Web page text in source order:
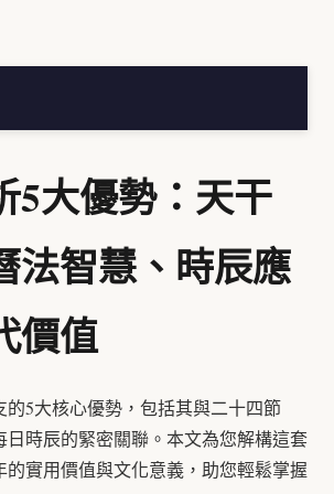
5大優勢：天干
法智慧、時辰應
價值
的5大核心優勢，包括其與二十四節
日時辰的緊密關聯。本文為您解構這套
的實用價值與文化意義，助您輕鬆掌握